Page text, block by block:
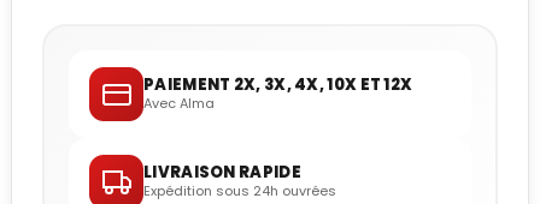
PAIEMENT 2X, 3X, 4X, 10X ET 12X
Avec Alma
LIVRAISON RAPIDE
Expédition sous 24h ouvrées